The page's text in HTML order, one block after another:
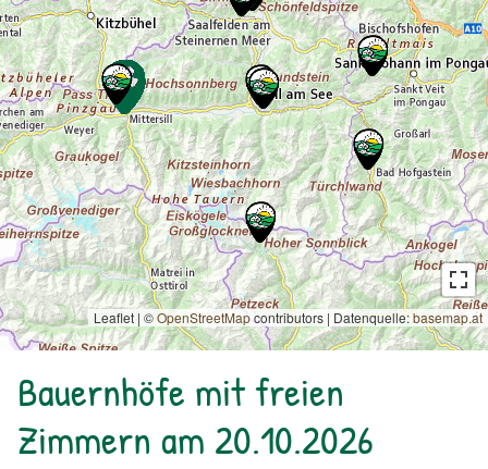
Leaflet | ©OpenStreetMapcontributors | Datenquelle:basemap.at
Bauernhöfe mit freien
Zimmern am 20.10.2026